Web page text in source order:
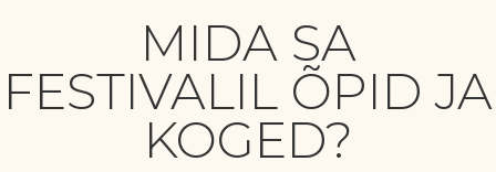
MIDA SA
FESTIVALIL ÕPID JA
KOGED?